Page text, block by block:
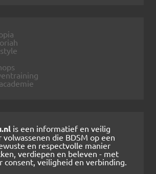
is een informatief en veilig
die BDSM op een
en respectvolle manier
verdiepen en beleven - met
consent, veiligheid en verbinding.